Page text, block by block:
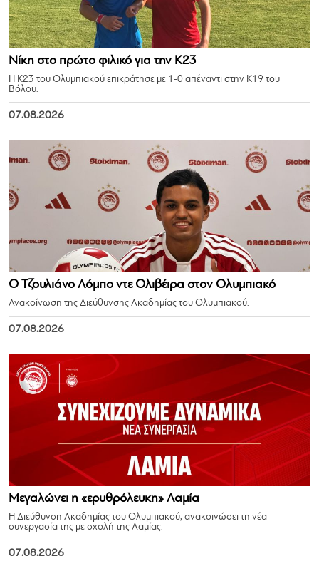
Νίκη στο πρώτο φιλικό για την Κ23
Η Κ23 του Ολυμπιακού επικράτησε με 1-0 απέναντι στην Κ19 του
Βόλου.
07.08.2026
Ο Τζουλιάνο Λόμπο ντε Ολιβέιρα στον Ολυμπιακό
Ανακοίνωση της Διεύθυνσης Ακαδημίας του Ολυμπιακού.
07.08.2026
Μεγαλώνει η «ερυθρόλευκη» Λαμία
Η Διεύθυνση Ακαδημίας του Ολυμπιακού, ανακοινώσει τη νέα
συνεργασία της με σχολή της Λαμίας.
07.08.2026